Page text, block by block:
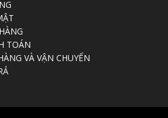
TOÁN
VÀ VẬN CHUYỂN